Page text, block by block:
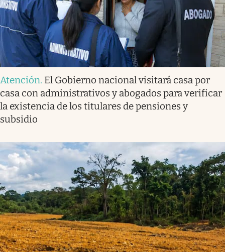
Atención. El Gobierno nacional visitará casa por
casa con administrativos y abogados para verificar
la existencia de los titulares de pensiones y
subsidio